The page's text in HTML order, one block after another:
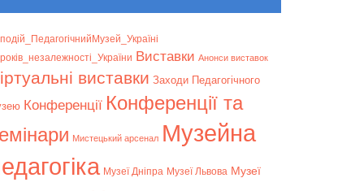
Bиставки Анонси виставок
виставки Заходи Педагогічного
Конференції Конференції та
Мистецький арсенал Музейна
Музеї Дніпра Музеї Львова Музеї